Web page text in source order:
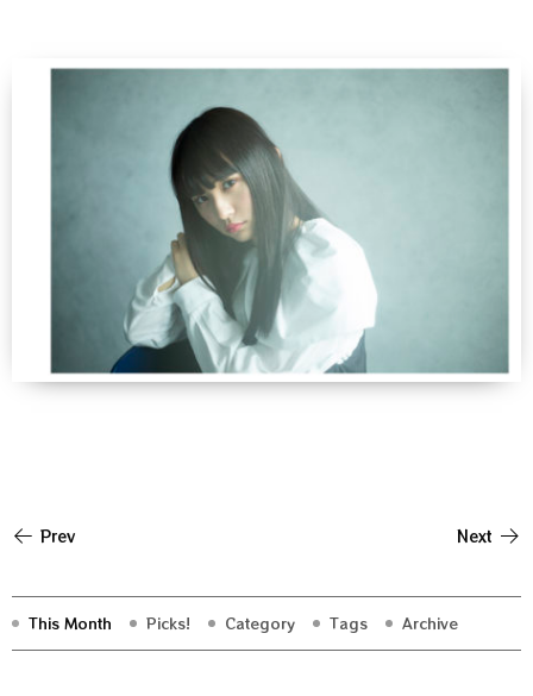
Prev Next
This Month Picks! Category Tags Archive